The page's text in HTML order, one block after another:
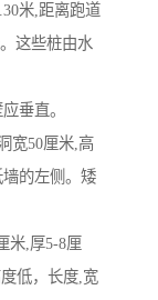
米,距离跑道
这些桩由水
垂直。
宽50厘米,高
的左侧。矮
米,厚5-8厘
低，长度,宽